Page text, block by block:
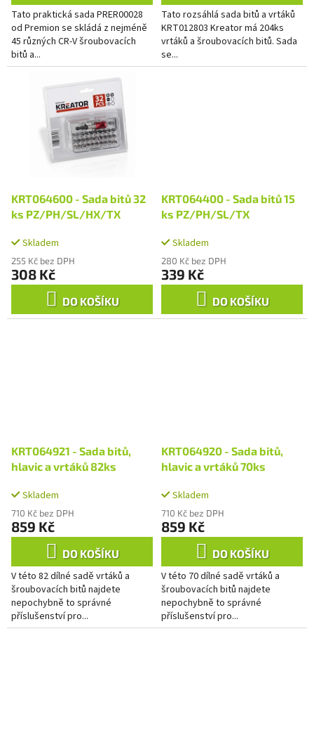
Tato praktická sada PRER00028
od Premion se skládá z nejméně
45 různých CR-V šroubovacích
bitů a...
Tato rozsáhlá sada bitů a vrtáků
KRT012803 Kreator má 204ks
vrtáků a šroubovacích bitů. Sada
se...
KRT064600 - Sada bitů 32
ks PZ/PH/SL/HX/TX
Skladem
255 Kč bez DPH
308 Kč
DO KOŠÍKU
KRT064400 - Sada bitů 15
ks PZ/PH/SL/TX
Skladem
280 Kč bez DPH
339 Kč
DO KOŠÍKU
KRT064921 - Sada bitů,
hlavic a vrtáků 82ks
Skladem
710 Kč bez DPH
859 Kč
DO KOŠÍKU
V této 82 dílné sadě vrtáků a
šroubovacích bitů najdete
nepochybně to správné
příslušenství pro...
KRT064920 - Sada bitů,
hlavic a vrtáků 70ks
Skladem
710 Kč bez DPH
859 Kč
DO KOŠÍKU
V této 70 dílné sadě vrtáků a
šroubovacích bitů najdete
nepochybně to správné
příslušenství pro...